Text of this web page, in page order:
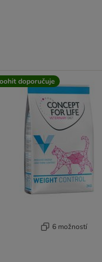
doporučuje
6 možností